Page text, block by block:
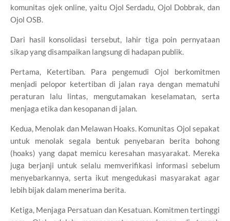
komunitas ojek online, yaitu Ojol Serdadu, Ojol Dobbrak, dan
Ojol OSB.
Dari hasil konsolidasi tersebut, lahir tiga poin pernyataan
sikap yang disampaikan langsung di hadapan publik.
Pertama, Ketertiban. Para pengemudi Ojol berkomitmen
menjadi pelopor ketertiban di jalan raya dengan mematuhi
peraturan lalu lintas, mengutamakan keselamatan, serta
menjaga etika dan kesopanan di jalan.
Kedua, Menolak dan Melawan Hoaks. Komunitas Ojol sepakat
untuk menolak segala bentuk penyebaran berita bohong
(hoaks) yang dapat memicu keresahan masyarakat. Mereka
juga berjanji untuk selalu memverifikasi informasi sebelum
menyebarkannya, serta ikut mengedukasi masyarakat agar
lebih bijak dalam menerima berita.
Ketiga, Menjaga Persatuan dan Kesatuan. Komitmen tertinggi